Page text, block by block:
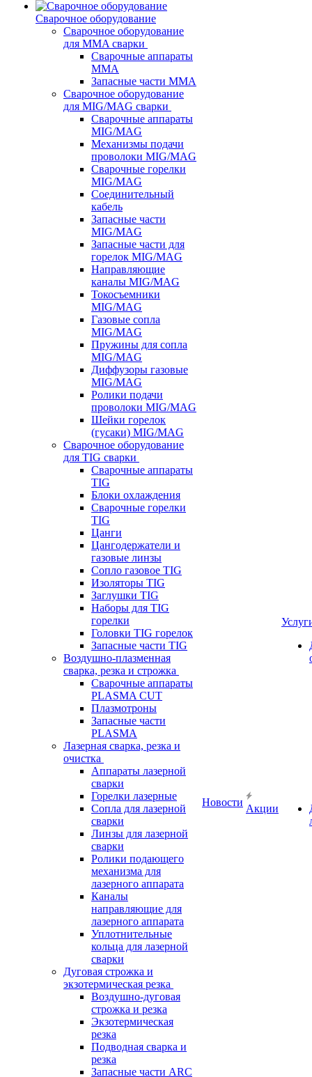
Сварочное оборудование
Сварочное оборудование
для MMA сварки
Сварочные аппараты
MMA
Запасные части MMA
Сварочное оборудование
для MIG/MAG сварки
Сварочные аппараты
MIG/MAG
Механизмы подачи
проволоки MIG/MAG
Сварочные горелки
MIG/MAG
Соединительный
кабель
Запасные части
MIG/MAG
Запасные части для
горелок MIG/MAG
Направляющие
каналы MIG/MAG
Токосъемники
MIG/MAG
Газовые сопла
MIG/MAG
Пружины для сопла
MIG/MAG
Диффузоры газовые
MIG/MAG
Ролики подачи
проволоки MIG/MAG
Шейки горелок
(гусаки) MIG/MAG
Сварочное оборудование
для TIG сварки
Сварочные аппараты
TIG
Блоки охлаждения
Сварочные горелки
TIG
Цанги
Цангодержатели и
газовые линзы
Сопло газовое TIG
Изоляторы TIG
Заглушки TIG
Наборы для TIG
горелки
Головки TIG горелок
Запасные части TIG
Воздушно-плазменная
сварка, резка и строжка
Сварочные аппараты
PLASMA CUT
Плазмотроны
Запасные части
PLASMA
Лазерная сварка, резка и
очистка
Аппараты лазерной
сварки
Горелки лазерные
Сопла для лазерной
сварки
Линзы для лазерной
сварки
Ролики подающего
механизма для
лазерного аппарата
Каналы
направляющие для
лазерного аппарата
Уплотнительные
кольца для лазерной
сварки
Дуговая строжка и
экзотермическая резка
Воздушно-дуговая
строжка и резка
Экзотермическая
резка
Подводная сварка и
резка
Запасные части ARC
Новости
Акции